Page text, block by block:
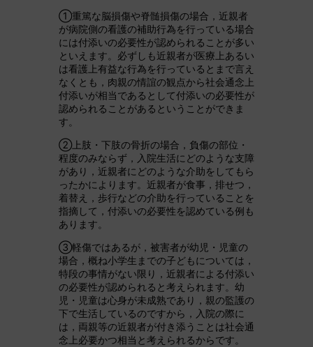
①重篤な脳損傷や脊髄損傷の場合，近親者
が病院側の看護の補助行為を行っている場合
には付添いの必要性が認められることが多い
といえます。必ずしも近親者が医療上あるい
は看護上有益な行為を行っているとまで言え
なくとも，肉親の情誼の観点から社会通念上
付添いが相当であるとして付添いの必要性が
認められることがあるということができま
す。
②上肢・下肢の骨折の場合，負傷の部位・
程度のみならず，入院生活にどのような支障
があり，近親者にどのような介助をしてもら
ったかによります。近親者が食事，排せつ，
着替え，歩行などの介助を行っていることを
指摘して，付添いの必要性を認めている例も
あります。
③軽傷ではあるが，被害者が幼児・児童の
場合，概ね小学生までの子どもについては，
特段の事情がない限り，近親者による付添い
の必要性が認められると考えられます。幼
児・児童は心身が未成熟であり，親の監護の
下で生活しているのですから，入院の際に
は，両親等の近親者が付き添うことは社会通
念上必要かつ相当と考えられるからです。